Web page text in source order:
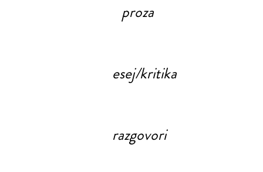
proza
esej/kritika
razgovori